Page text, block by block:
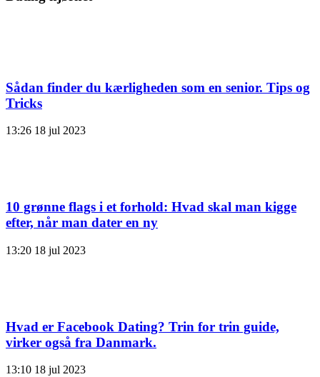
Sådan finder du kærligheden som en senior. Tips og
Tricks
13:26 18 jul 2023
10 grønne flags i et forhold: Hvad skal man kigge
efter, når man dater en ny
13:20 18 jul 2023
Hvad er Facebook Dating? Trin for trin guide,
virker også fra Danmark.
13:10 18 jul 2023